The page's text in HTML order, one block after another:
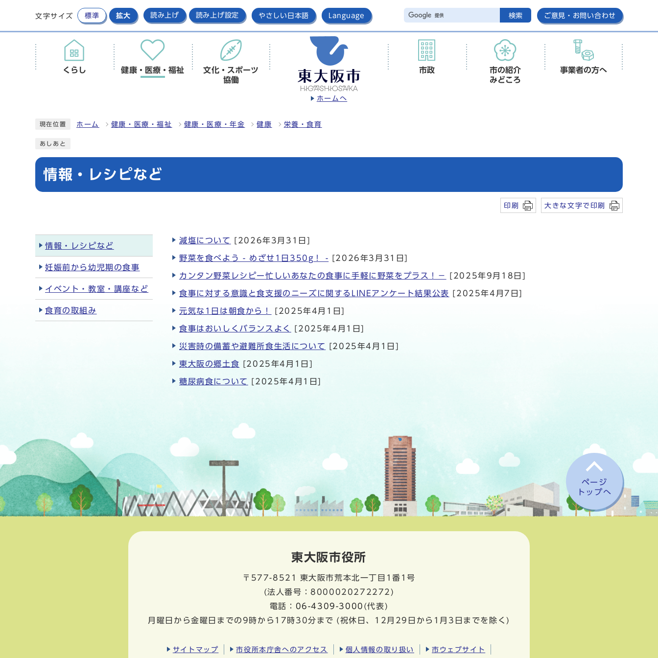
文字サイズ 標準 拡大 読み上げ 読み上げ設定 やさしい日本語 Language 検索 ご意見・お問い合わせ
ホームへ
くらし 健康・医療・福祉
文化・スポーツ
協働
市政
市の紹介
みどころ
事業者の方へ
現在位置 ホーム 健康・医療・福祉 健康・医療・年金 健康 栄養・食育
あしあと
情報・レシピなど
印刷 大きな文字で印刷
減塩について [2026年3月31日]
野菜を食べよう - めざせ1日350g！ - [2026年3月31日]
カンタン野菜レシピー忙しいあなたの食事に手軽に野菜をプラス！－ [2025年9月18日]
食事に対する意識と食支援のニーズに関するLINEアンケート結果公表 [2025年4月7日]
元気な1日は朝食から！ [2025年4月1日]
食事はおいしくバランスよく [2025年4月1日]
災害時の備蓄や避難所食生活について [2025年4月1日]
東大阪の郷土食 [2025年4月1日]
糖尿病食について [2025年4月1日]
情報・レシピなど
妊娠前から幼児期の食事
イベント・教室・講座など
食育の取組み
ページ
トップへ
東大阪市役所
〒577-8521
東大阪市荒本北一丁目1番1号
(法人番号：8000020272272)
電話： 06-4309-3000 (代表)
月曜日から金曜日までの9時から17時30分まで (祝休日、12月29日から1月3日までを除く)
サイトマップ 市役所本庁舎へのアクセス 個人情報の取り扱い 市ウェブサイト